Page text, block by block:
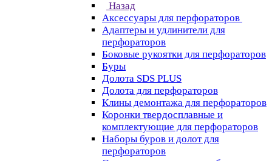
Назад
Аксессуары для перфораторов
Адаптеры и удлинители для
перфораторов
Боковые рукоятки для перфораторов
Буры
Долота SDS PLUS
Долота для перфораторов
Клины демонтажа для перфораторов
Коронки твердосплавные и
комплектующие для перфораторов
Наборы буров и долот для
перфораторов